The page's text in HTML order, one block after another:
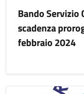
Bando Servizio
scadenza
febbraio 2024